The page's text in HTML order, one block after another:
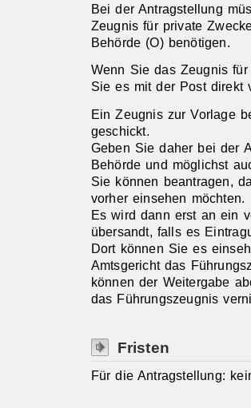
Bei der Antragstellung
Zeugnis für private
Behörde (O) benötigen.
Wenn Sie das Zeugnis
Sie es mit der Post direkt
Ein Zeugnis zur Vorlage
geschickt.
Geben Sie daher bei der
Behörde und möglichst
Sie können beantragen,
vorher einsehen möchten.
Es wird dann erst an ein
übersandt, falls es
Dort können Sie es
Amtsgericht das
können der Weitergabe
das Führungszeugnis
Fristen
Für die Antragstellung: